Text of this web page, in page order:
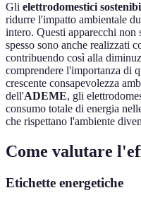
Gli elettrodomestici
ridurre l'impatto ambientale
intero. Questi apparecchi non
spesso sono anche realizzati
contribuendo così alla
comprendere l'importanza di
crescente consapevolezza
dell'ADEME, gli
consumo totale di energia
che rispettano l'ambiente
Come valutare
Etichette energetiche